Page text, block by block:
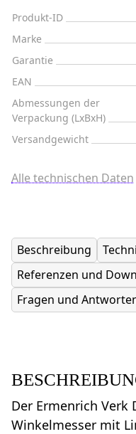
Produkt-ID
Marke
Garantie
EAN
Abmessungen der
Verpackung (LxBxH)
Versandgewicht
Alle technischen Daten
Beschreibung
Referenzen und
Fragen und
Der Ermenrich Verk
Winkelmesser mit